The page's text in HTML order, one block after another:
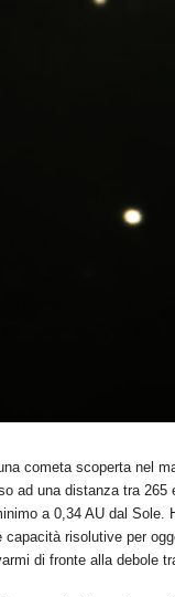
cometa scoperta nel
ad una distanza tra
a 0,34 AU dal
capacità risolutive per
di fronte alla debole